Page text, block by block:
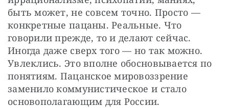
быть может, не совсем точно. Просто —
конкретные пацаны. Реальные. Что
говорили прежде, то и делают сейчас.
Иногда даже сверх того — но так можно.
Увлеклись. Это вполне обосновывается по
понятиям. Пацанское мировоззрение
заменило коммунистическое и стало
основополагающим для России.